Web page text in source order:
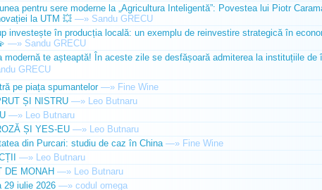
pentru sere moderne la „Agricultura Inteligentă”: Povestea lui Piotr
la UTM 💥 —» Sandu GRECU
investește în producția locală: un exemplu de reinvestire strategică în
—» Sandu GRECU
modernă te așteaptă! În aceste zile se desfășoară admiterea la instituțiile de
GRECU
pe piața spumantelor —» Fine Wine
ȘI NISTRU —» Leo Butnaru
—» Leo Butnaru
ȘI YES-EU —» Leo Butnaru
din Purcari: studiu de caz în China —» Fine Wine
—» Leo Butnaru
DE MONAH —» Leo Butnaru
29 iulie 2026 —» codul omega